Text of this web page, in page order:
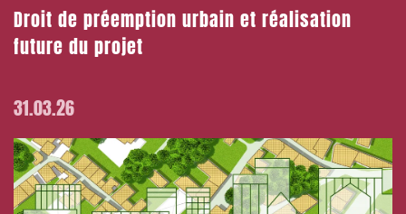
Droit de préemption urbain et réalisation
future du projet
31.03.26